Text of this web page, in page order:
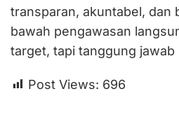
transparan, akuntabel, dan
bawah pengawasan
target, tapi tanggung
Post Views: 696